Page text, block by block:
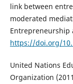
link between
moderated
Entrepreneurship
https://doi.org/
United Nations
Organization